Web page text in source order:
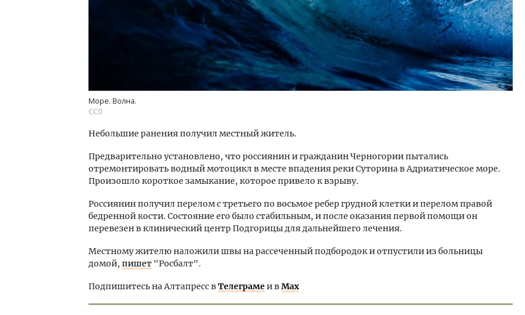
Море. Волна.
СС0
Небольшие ранения получил местный житель.
Предварительно установлено, что россиянин и гражданин Черногории пытались
отремонтировать водный мотоцикл в месте впадения реки Суторина в Адриатическое море.
Произошло короткое замыкание, которое привело к взрыву.
Россиянин получил перелом с третьего по восьмое ребер грудной клетки и перелом правой
бедренной кости. Состояние его было стабильным, и после оказания первой помощи он
перевезен в клинический центр Подгорицы для дальнейшего лечения.
Местному жителю наложили швы на рассеченный подбородок и отпустили из больницы
домой, пишет "Росбалт".
Подпишитесь на Алтапресс вТелеграмеи вMax
Ищем новые берега. Гендиректор
«Жилищной инициативы» Юрий
Гатилов — о том, как девелоперу
СТРОИТЕЛЬСТВО
Смелость архитектурных идей.
Генеральный директор компании
ЗИАС — об эстетике городов,
трендах в фасадах и развитии рынка
СТРОИТЕЛЬСТВО
Архитектурный код
земли. Мощение
плитами становится
стандартом
СТРОИТЕЛЬСТВО